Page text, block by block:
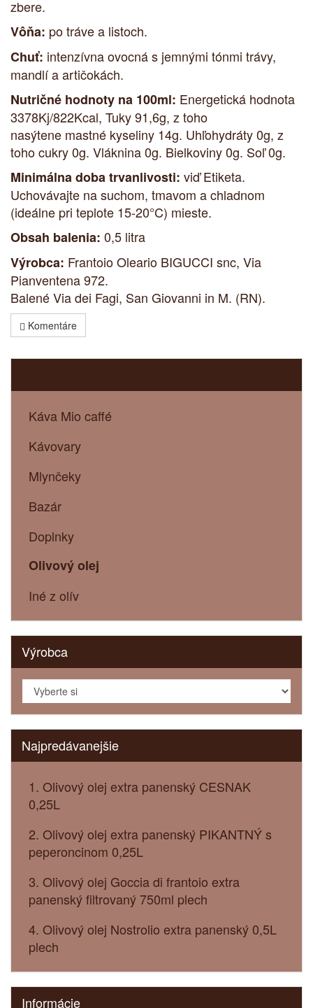
zbere.
Vôňa: po tráve a listoch.
Chuť: intenzívna ovocná s jemnými tónmi trávy,
mandlí a artičokách.
Nutričné hodnoty na 100ml: Energetická hodnota
3378Kj/822Kcal, Tuky 91,6g, z toho
nasýtene mastné kyseliny 14g. Uhľohydráty 0g, z
toho cukry 0g. Vláknina 0g. Bielkoviny 0g. Soľ 0g.
Minimálna doba trvanlivosti: viď Etiketa.
Uchovávajte na suchom, tmavom a chladnom
(ideálne pri teplote 15-20°C) mieste.
Obsah balenia: 0,5 litra
Výrobca: Frantoio Oleario BIGUCCI snc, Via
Pianventena 972.
Balené Via dei Fagi, San Giovanni in M. (RN).
Komentáre
Káva Mio caffé
Kávovary
Mlynčeky
Bazár
Doplnky
Olivový olej
Iné z olív
Výrobca
Najpredávanejšie
1. Olivový olej extra panenský CESNAK
0,25L
2. Olivový olej extra panenský PIKANTNÝ s
peperoncinom 0,25L
3. Olivový olej Goccia di frantoio extra
panenský filtrovaný 750ml plech
4. Olivový olej Nostrolio extra panenský 0,5L
plech
Informácie